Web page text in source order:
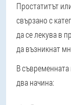
Простатитът
свързано с
да се лекува в
да възникнат
В
два начина: